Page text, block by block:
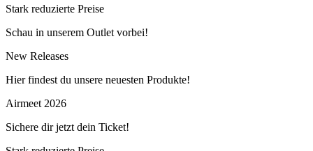
Stark reduzierte Preise
Schau in unserem Outlet vorbei!
New Releases
Hier findest du unsere neuesten Produkte!
Airmeet 2026
Sichere dir jetzt dein Ticket!